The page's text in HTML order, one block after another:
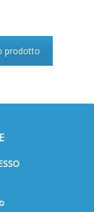
prodotto